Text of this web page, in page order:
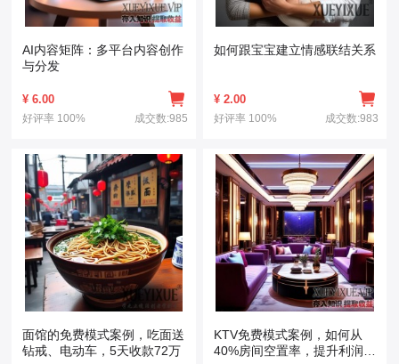
AI内容矩阵：多平台内容创作
与分发
¥6.00
好评率 100% 成交数:985
如何跟宝宝建立情感联结关系
¥ 2.00
好评率 100% 成交数:983
面馆的免费模式案例，吃面送
钻戒、电动车，5天收款72万
KTV免费模式案例，如何从
40%房间空置率，提升利润到